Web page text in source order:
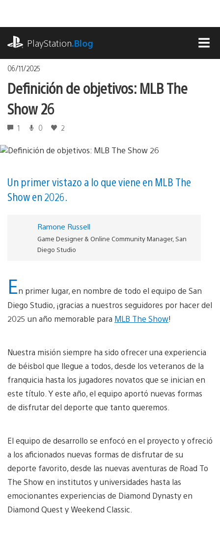
contenido
PlayStation.Blog
06/11/2025
Definición de objetivos: MLB The
Show 26
1 0 2
Un primer vistazo a lo que viene en MLB The
Show en 2026.
Ramone Russell
Game Designer & Online Community Manager, San
Diego Studio
En primer lugar, en nombre de todo el equipo de San
Diego Studio, ¡gracias a nuestros seguidores por hacer del
2025 un año memorable para MLB The Show!
Nuestra misión siempre ha sido ofrecer una experiencia
de béisbol que llegue a todos, desde los veteranos de la
franquicia hasta los jugadores novatos que se inician en
este título. Y este año, el equipo aportó nuevas formas
de disfrutar del deporte que tanto queremos.
El equipo de desarrollo se enfocó en el proyecto y ofreció
a los aficionados nuevas formas de disfrutar de su
deporte favorito, desde las nuevas aventuras de Road To
The Show en institutos y universidades hasta las
emocionantes experiencias de Diamond Dynasty en
Diamond Quest y Weekend Classic.